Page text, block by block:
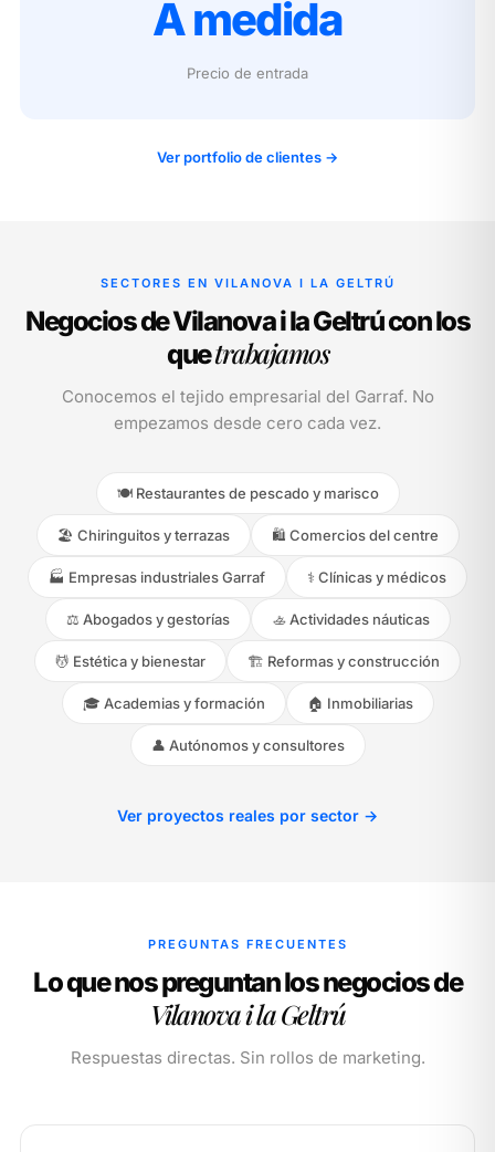
A medida
Precio de entrada
Ver portfolio de clientes →
SECTORES EN VILANOVA I LA GELTRÚ
Negocios de Vilanova i la Geltrú con los
quetrabajamos
Conocemos el tejido empresarial del Garraf. No
empezamos desde cero cada vez.
🍽️ Restaurantes de pescado y marisco
🏖️ Chiringuitos y terrazas 🛍️ Comercios del centre
🏭 Empresas industriales Garraf ⚕️ Clínicas y médicos
⚖️ Abogados y gestorías 🚣 Actividades náuticas
💆 Estética y bienestar 🏗️ Reformas y construcción
🎓 Academias y formación 🏠 Inmobiliarias
👤 Autónomos y consultores
Ver proyectos reales por sector →
PREGUNTAS FRECUENTES
Lo que nos preguntan los negocios de
Vilanova i la Geltrú
Respuestas directas. Sin rollos de marketing.